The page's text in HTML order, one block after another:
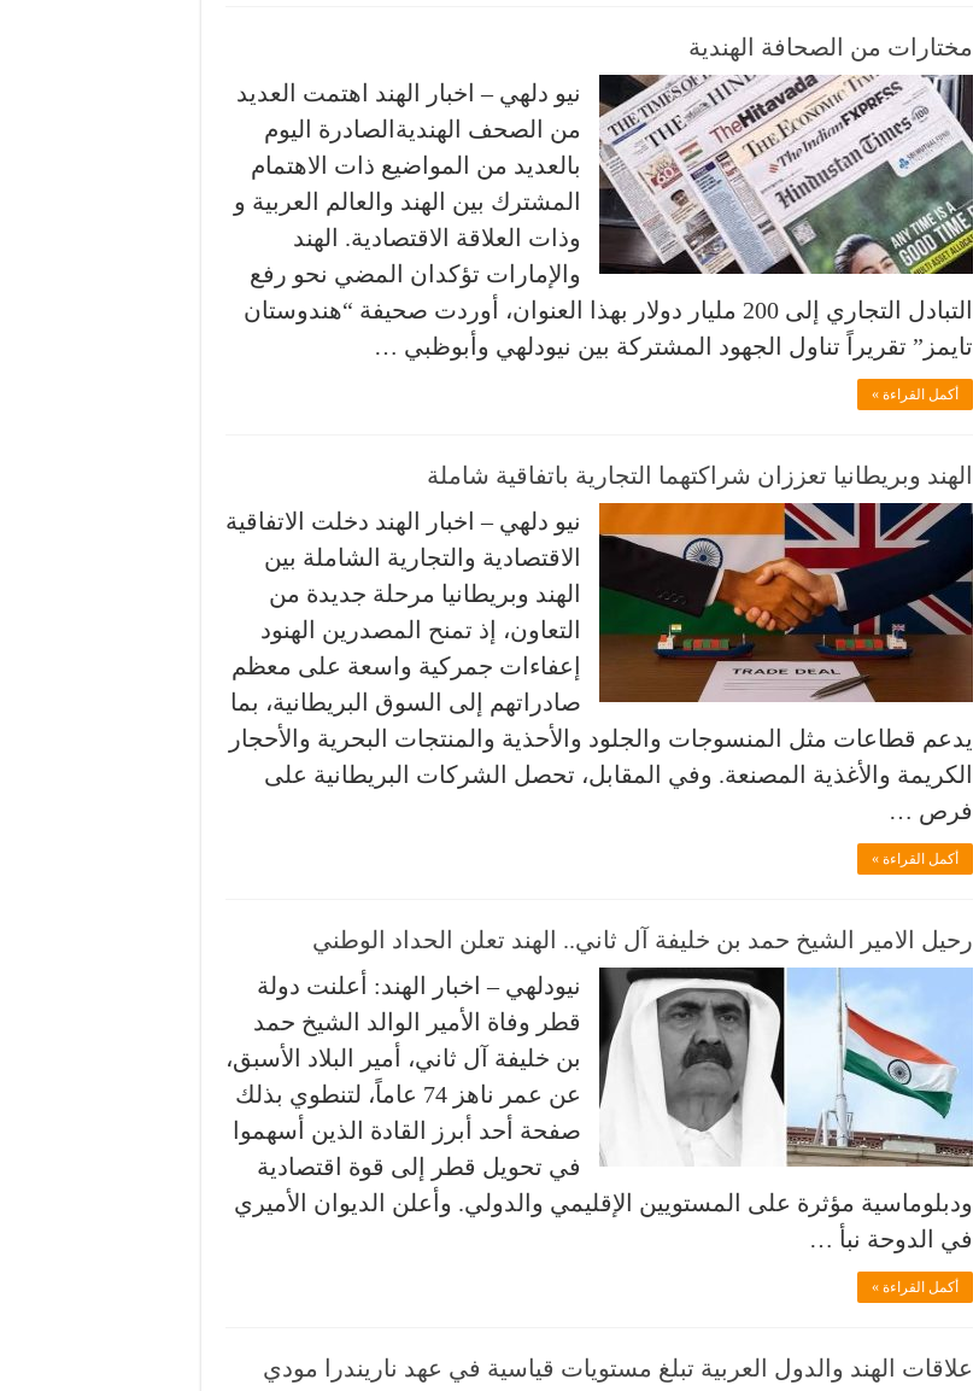
مختارات من الصحافة الهندية
نيو دلهي – اخبار الهند اهتمت العديد
من الصحف الهنديةالصادرة اليوم
بالعديد من المواضيع ذات الاهتمام
المشترك بين الهند والعالم العربية و
وذات العلاقة الاقتصادية. الهند
والإمارات تؤكدان المضي نحو رفع
التبادل التجاري إلى 200 مليار دولار بهذا العنوان، أوردت صحيفة “هندوستان
تايمز” تقريراً تناول الجهود المشتركة بين نيودلهي وأبوظبي …
أكمل القراءة »
الهند وبريطانيا تعززان شراكتهما التجارية باتفاقية شاملة
نيو دلهي – اخبار الهند دخلت الاتفاقية
الاقتصادية والتجارية الشاملة بين
الهند وبريطانيا مرحلة جديدة من
التعاون، إذ تمنح المصدرين الهنود
إعفاءات جمركية واسعة على معظم
صادراتهم إلى السوق البريطانية، بما
يدعم قطاعات مثل المنسوجات والجلود والأحذية والمنتجات البحرية والأحجار
الكريمة والأغذية المصنعة. وفي المقابل، تحصل الشركات البريطانية على
فرص …
أكمل القراءة »
رحيل الامير الشيخ حمد بن خليفة آل ثاني.. الهند تعلن الحداد الوطني
نيودلهي – اخبار الهند: أعلنت دولة
قطر وفاة الأمير الوالد الشيخ حمد
بن خليفة آل ثاني، أمير البلاد الأسبق،
عن عمر ناهز 74 عاماً، لتنطوي بذلك
صفحة أحد أبرز القادة الذين أسهموا
في تحويل قطر إلى قوة اقتصادية
ودبلوماسية مؤثرة على المستويين الإقليمي والدولي. وأعلن الديوان الأميري
في الدوحة نبأ …
أكمل القراءة »
علاقات الهند والدول العربية تبلغ مستويات قياسية في عهد ناريندرا مودي